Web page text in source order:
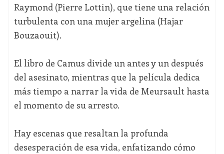
Raymond (Pierre Lottin), que tiene una relación
turbulenta con una mujer argelina (Hajar
Bouzaouit).
El libro de Camus divide un antes y un después
del asesinato, mientras que la película dedica
más tiempo a narrar la vida de Meursault hasta
el momento de su arresto.
Hay escenas que resaltan la profunda
desesperación de esa vida, enfatizando cómo